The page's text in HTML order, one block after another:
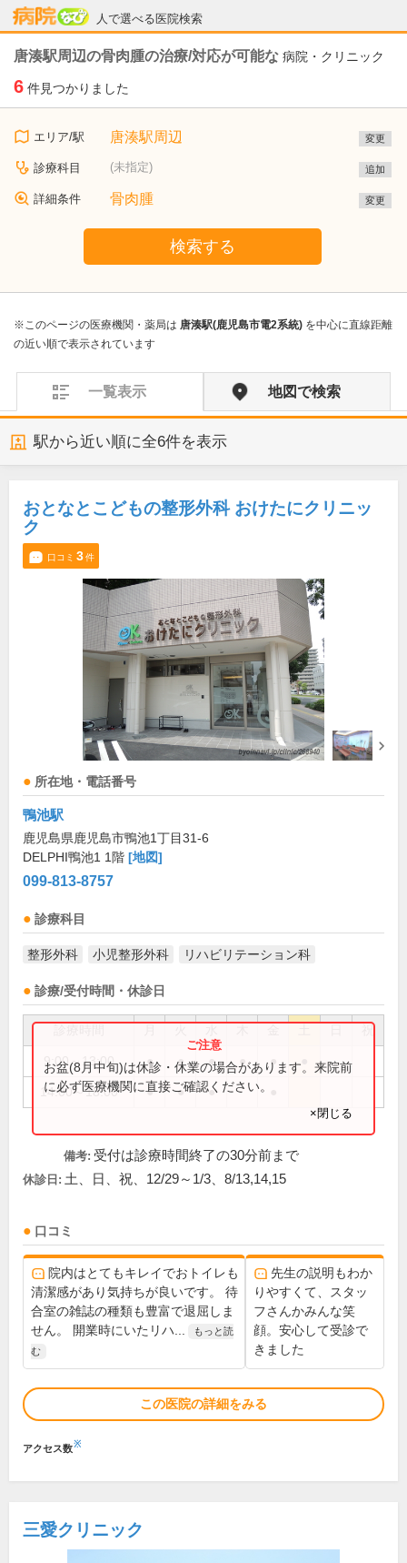
人で選べる医院検索
病院なび
唐湊駅周辺の骨肉腫の治療/対応が可能な 病院・クリニック
6 件見つかりました
エリア/駅 唐湊駅周辺 変更
診療科目 (未指定) 追加
詳細条件 骨肉腫 変更
検索する
※このページの医療機関・薬局は 唐湊駅(鹿児島市電2系統) を中心に直線距離
の近い順で表示されています
一覧表示 地図で検索
駅から近い順に全6件を表示
おとなとこどもの整形外科 おけたにクリニッ
ク
口コミ 3件
所在地・電話番号
鴨池駅
鹿児島県鹿児島市鴨池1丁目31-6
DELPHI鴨池1 1階 [地図]
099-813-8757
診療科目
整形外科 小児整形外科 リハビリテーション科
診療/受付時間・休診日
祝
9:00～13:00 ● ● ● ● ●
14:00～18:00 ● ● ●
お盆(8月中旬)は休診・休業の場合があります。来院前
に必ず医療機関に直接ご確認ください。
×閉じる
備考: 受付は診療時間終了の30分前まで
休診日: 土、日、祝、12/29～1/3、8/13,14,15
口コミ
院内はとてもキレイでおトイレも
清潔感があり気持ちが良いです。 待
合室の雑誌の種類も豊富で退屈しま
せん。 開業時にいたリハ...
もっと読
む
先生の説明もわか
りやすくて、スタッ
フさんかみんな笑
顔。安心して受診で
きました
この医院の詳細をみる
アクセス数※
三愛クリニック